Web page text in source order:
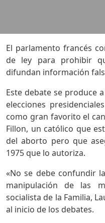
El parlamento francés
de ley para prohibir
difundan información
Este debate se produce
elecciones
como gran favorito el
Fillon, un católico que
del aborto pero que
1975 que lo autoriza.
«No se debe confundir
manipulación de las
socialista de la Familia,
al inicio de los debates.